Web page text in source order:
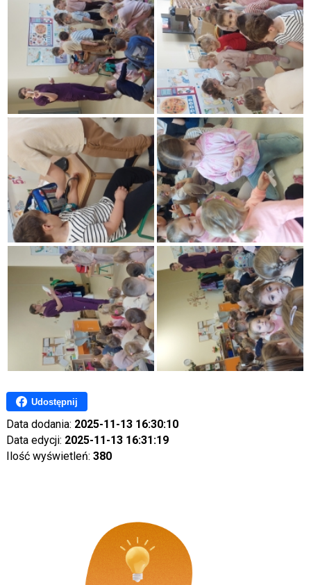
Udostępnij
Data dodania: 2025-11-13 16:30:10
Data edycji: 2025-11-13 16:31:19
Ilość wyświetleń: 380